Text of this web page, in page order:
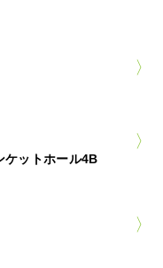
ケットホール4B